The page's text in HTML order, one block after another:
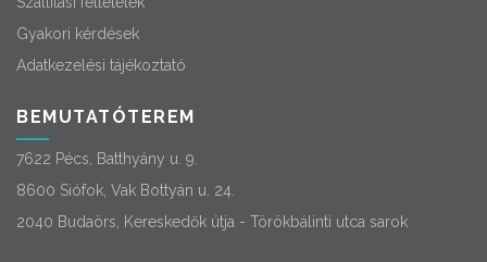
Gyakori kérdések
Adatkezelési tájékoztató
BEMUTATÓTEREM
7622 Pécs, Batthyány u. 9.
8600 Siófok, Vak Bottyán u. 24.
2040 Budaörs, Kereskedők útja - Törökbálinti utca sarok